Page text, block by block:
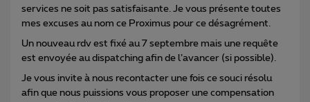
services ne soit pas satisfaisante. Je vous présente toutes
mes excuses au nom ce Proximus pour ce désagrément.
Un nouveau rdv est fixé au 7 septembre mais une requête
est envoyée au dispatching afin de l’avancer (si possible).
Je vous invite à nous recontacter une fois ce souci résolu
afin que nous puissions vous proposer une compensation